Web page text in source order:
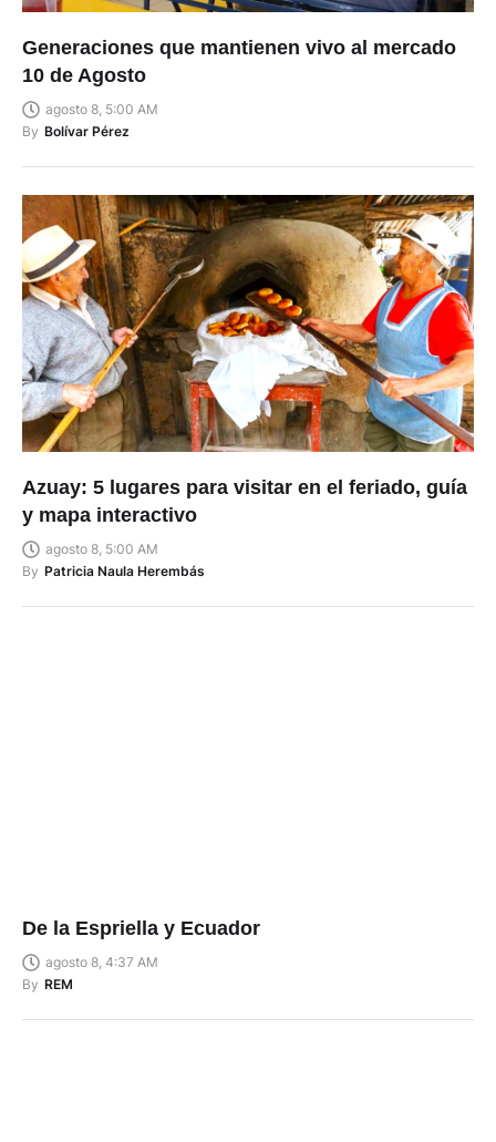
Generaciones que mantienen vivo al mercado
10 de Agosto
agosto 8, 5:00 AM
By Bolívar Pérez
Azuay: 5 lugares para visitar en el feriado, guía
y mapa interactivo
agosto 8, 5:00 AM
By Patricia Naula Herembás
De la Espriella y Ecuador
agosto 8, 4:37 AM
By REM